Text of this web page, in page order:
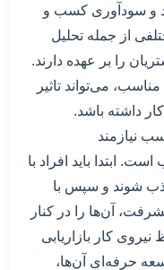
و سودآوری کسب و
از جمله تحلیل
را بر عهده دارند.
مناسب، می‌تواند تاثیر
داشته باشد.
نیازمند
ابتدا باید افراد با
شوند و سپس با
آن‌ها را در کنار
کار بازاریابی
حرفه‌ای آن‌ها،